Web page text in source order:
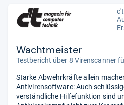
c't
Wachtmeister
Testbericht über 8 Virenscanner
Starke Abwehrkräfte allein
Antivirensoftware: Auch
verständliche Hilfefunktion sind